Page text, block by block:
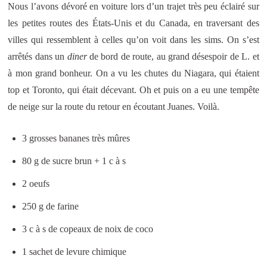
Nous l’avons dévoré en voiture lors d’un trajet très peu éclairé sur
les petites routes des États-Unis et du Canada, en traversant des
villes qui ressemblent à celles qu’on voit dans les sims. On s’est
arrêtés dans un dinerde bord de route, au grand désespoir de L. et
à mon grand bonheur. On a vu les chutes du Niagara, qui étaient
top et Toronto, qui était décevant. Oh et puis on a eu une tempête
de neige sur la route du retour en écoutant Juanes. Voilà.
3 grosses bananes très mûres
80 g de sucre brun + 1 c à s
2 oeufs
250 g de farine
3 c à s de copeaux de noix de coco
1 sachet de levure chimique